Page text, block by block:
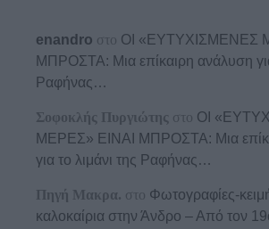
enandro στο ΟΙ «ΕΥΤΥΧΙΣΜΕΝΕΣ
ΜΠΡΟΣΤΑ: Μια επίκαιρη ανάλυση για
Ραφήνας…
Σοφοκλής Πυργιώτης στο ΟΙ
ΜΕΡΕΣ» ΕΙΝΑΙ ΜΠΡΟΣΤΑ: Μια
για το λιμάνι της Ραφήνας…
Πηγή Μακρα. στο Φωτογραφίες-
καλοκαίρια στην Άνδρο – Από τον